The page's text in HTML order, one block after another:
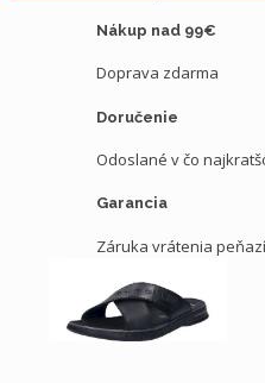
Nákup nad 99€
Doprava zdarma
Doručenie
Odoslané v čo
Garancia
Záruka vrátenia peňazí